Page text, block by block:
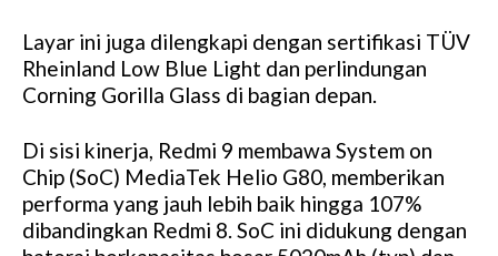
Layar ini juga dilengkapi dengan sertifikasi TÜV
Rheinland Low Blue Light dan perlindungan
Corning Gorilla Glass di bagian depan.
Di sisi kinerja, Redmi 9 membawa System on
Chip (SoC) MediaTek Helio G80, memberikan
performa yang jauh lebih baik hingga 107%
dibandingkan Redmi 8. SoC ini didukung dengan